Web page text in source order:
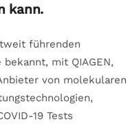
kann.
führenden
mit QIAGEN,
von molekularen
19 Tests